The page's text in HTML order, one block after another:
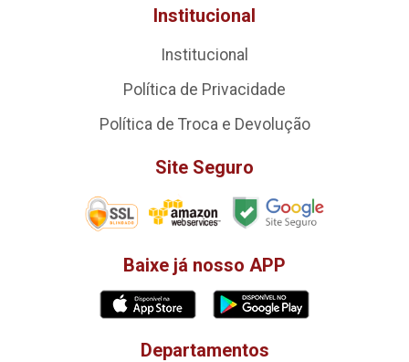
Institucional
Institucional
Política de Privacidade
Política de Troca e Devolução
Site Seguro
Baixe já nosso APP
Departamentos